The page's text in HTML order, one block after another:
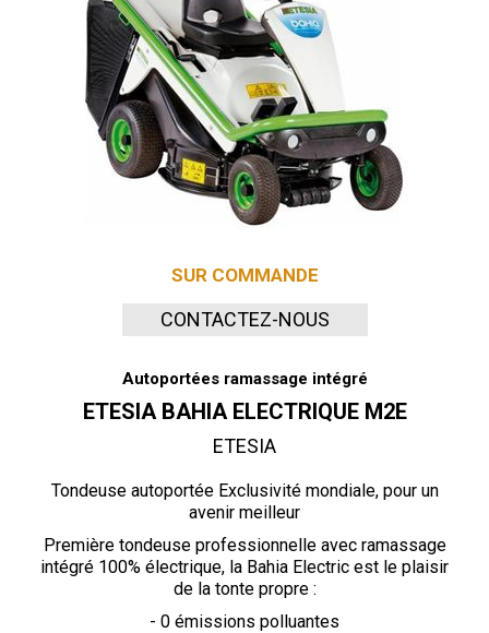
SUR COMMANDE
CONTACTEZ-NOUS
Autoportées ramassage intégré
ETESIA BAHIA ELECTRIQUE M2E
ETESIA
Tondeuse autoportée Exclusivité mondiale, pour un
avenir meilleur
Première tondeuse professionnelle avec ramassage
intégré 100% électrique, la Bahia Electric est le plaisir
de la tonte propre :
- 0 émissions polluantes